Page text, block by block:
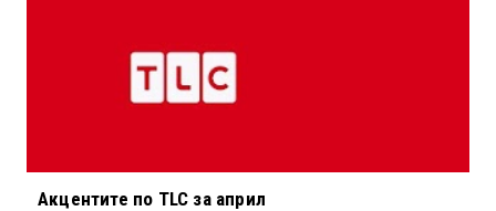
Акцентите по TLC за април